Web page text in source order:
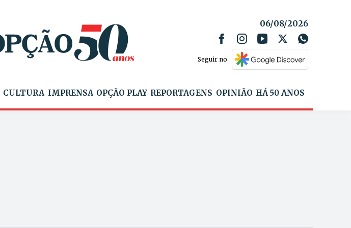
06/08/2026
Seguir no
CULTURA IMPRENSA OPÇÃO PLAY REPORTAGENS OPINIÃO HÁ 50 ANOS